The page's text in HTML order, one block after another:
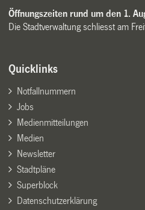
Öffnungszeiten rund um den 1.
Die Stadtverwaltung schliesst am
Quicklinks
Notfallnummern
Jobs
Medienmitteilungen
Medien
Newsletter
Stadtpläne
Superblock
Datenschutzerklärung